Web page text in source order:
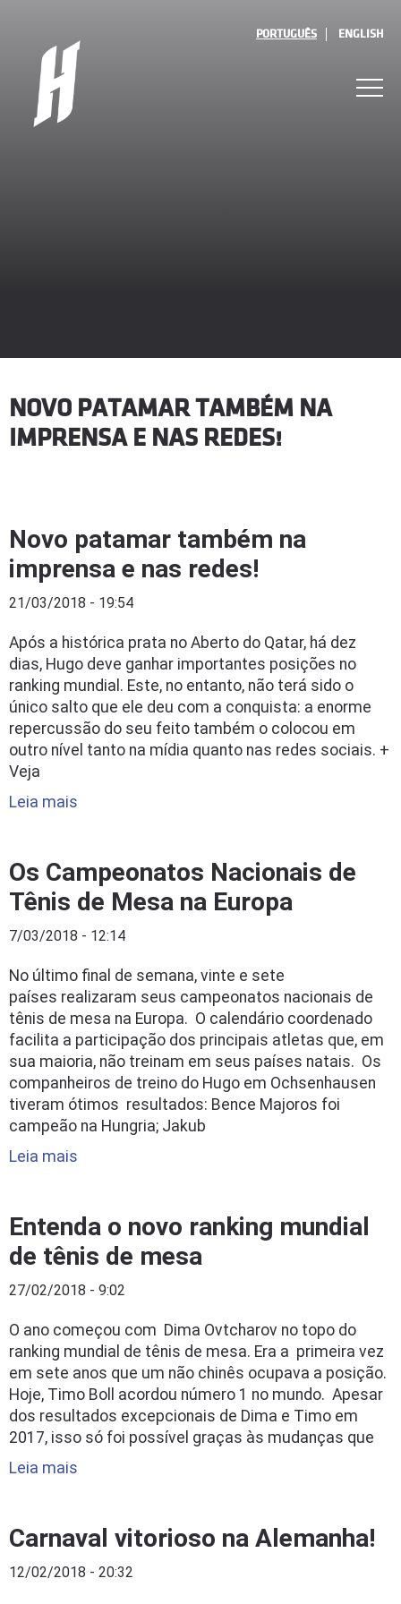
PORTUGUÊS ENGLISH
NOVO PATAMAR TAMBÉM NA
IMPRENSA E NAS REDES!
Novo patamar também na
imprensa e nas redes!
21/03/2018 - 19:54
Após a histórica prata no Aberto do Qatar, há dez
dias, Hugo deve ganhar importantes posições no
ranking mundial. Este, no entanto, não terá sido o
único salto que ele deu com a conquista: a enorme
repercussão do seu feito também o colocou em
outro nível tanto na mídia quanto nas redes sociais. +
Veja
Leia mais
Os Campeonatos Nacionais de
Tênis de Mesa na Europa
7/03/2018 - 12:14
No último final de semana, vinte e sete
países realizaram seus campeonatos nacionais de
tênis de mesa na Europa. O calendário coordenado
facilita a participação dos principais atletas que, em
sua maioria, não treinam em seus países natais. Os
companheiros de treino do Hugo em Ochsenhausen
tiveram ótimos resultados: Bence Majoros foi
campeão na Hungria; Jakub
Leia mais
Entenda o novo ranking mundial
de tênis de mesa
27/02/2018 - 9:02
O ano começou com Dima Ovtcharov no topo do
ranking mundial de tênis de mesa. Era a primeira vez
em sete anos que um não chinês ocupava a posição.
Hoje, Timo Boll acordou número 1 no mundo. Apesar
dos resultados excepcionais de Dima e Timo em
2017, isso só foi possível graças às mudanças que
Leia mais
Carnaval vitorioso na Alemanha!
12/02/2018 - 20:32